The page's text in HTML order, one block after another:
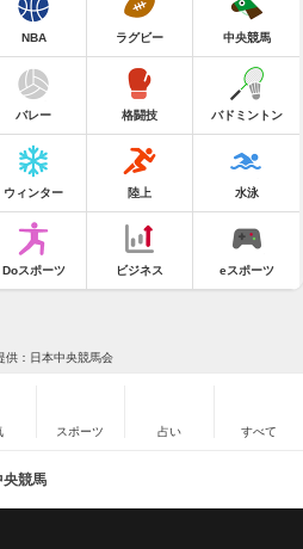
NBA ラグビー 中央競馬
バレー 格闘技 バドミントン
ウィンター 陸上 水泳
Doスポーツ ビジネス eスポーツ
供：日本中央競馬会
スポーツ 占い すべて
央競馬